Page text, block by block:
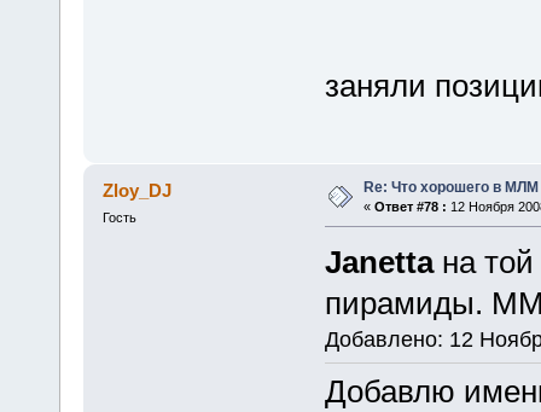
заняли
Zloy_DJ
Гость
Re: Что хорошего в МЛМ
« Ответ #78 : 12 Ноября
Janettaна той
пирамиды.
Добавлено: 12
Добавлю